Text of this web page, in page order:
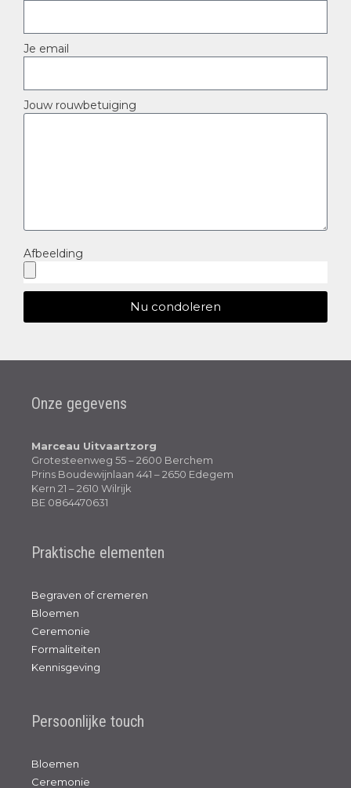
Je email
Jouw rouwbetuiging
Afbeelding
Nu condoleren
Onze gegevens
Marceau Uitvaartzorg
Grotesteenweg 55 – 2600 Berchem
Prins Boudewijnlaan 441 – 2650 Edegem
Kern 21 – 2610 Wilrijk
BE 0864470631
Praktische elementen
Begraven of cremeren
Bloemen
Ceremonie
Formaliteiten
Kennisgeving
Persoonlijke touch
Bloemen
Ceremonie